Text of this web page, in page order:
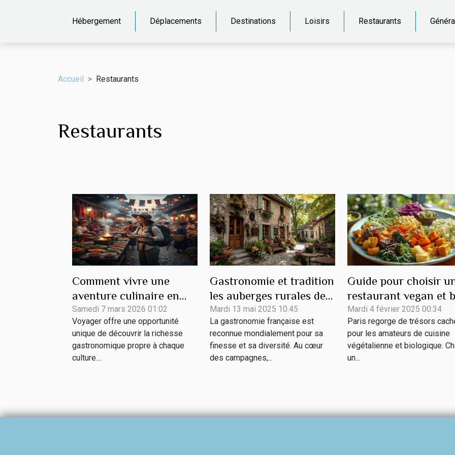
Hébergement Déplacements Destinations Loisirs Restaurants
Accueil Restaurants
Restaurants
Comment vivre une
aventure culinaire en
voyageant ?
Samedi 7 mars 2026 01:02
Voyager offre une opportunité
unique de découvrir la richesse
gastronomique propre à chaque
culture....
Gastronomie et tradition
les auberges rurales de
France à ne pas
manquer
Mardi 13 mai 2025 10:45
La gastronomie française est
reconnue mondialement pour sa
finesse et sa diversité. Au cœur
des campagnes,...
Guide pour choisir
restaurant vegan et
à Paris
Mardi 4 février 2025 00:34
Paris regorge de trésors
pour les amateurs de cuisine
végétalienne et biologique.
un...